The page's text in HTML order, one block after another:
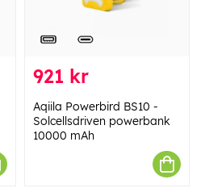
921 kr
Aqiila Powerbird BS10 -
Solcellsdriven powerbank
10000 mAh